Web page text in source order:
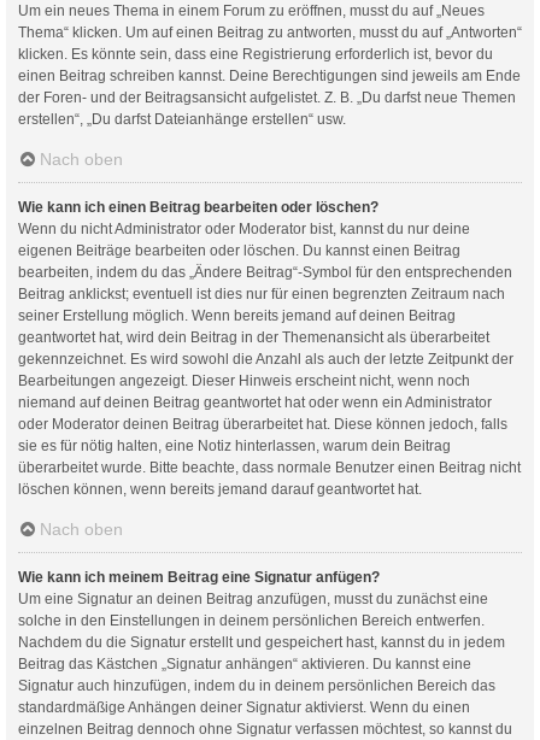
Um ein neues Thema in einem Forum zu eröffnen, musst du auf „Neues
Thema“ klicken. Um auf einen Beitrag zu antworten, musst du auf „Antworten“
klicken. Es könnte sein, dass eine Registrierung erforderlich ist, bevor du
einen Beitrag schreiben kannst. Deine Berechtigungen sind jeweils am Ende
der Foren- und der Beitragsansicht aufgelistet. Z. B. „Du darfst neue Themen
erstellen“, „Du darfst Dateianhänge erstellen“ usw.
Nach oben
Wie kann ich einen Beitrag bearbeiten oder löschen?
Wenn du nicht Administrator oder Moderator bist, kannst du nur deine
eigenen Beiträge bearbeiten oder löschen. Du kannst einen Beitrag
bearbeiten, indem du das „Ändere Beitrag“-Symbol für den entsprechenden
Beitrag anklickst; eventuell ist dies nur für einen begrenzten Zeitraum nach
seiner Erstellung möglich. Wenn bereits jemand auf deinen Beitrag
geantwortet hat, wird dein Beitrag in der Themenansicht als überarbeitet
gekennzeichnet. Es wird sowohl die Anzahl als auch der letzte Zeitpunkt der
Bearbeitungen angezeigt. Dieser Hinweis erscheint nicht, wenn noch
niemand auf deinen Beitrag geantwortet hat oder wenn ein Administrator
oder Moderator deinen Beitrag überarbeitet hat. Diese können jedoch, falls
sie es für nötig halten, eine Notiz hinterlassen, warum dein Beitrag
überarbeitet wurde. Bitte beachte, dass normale Benutzer einen Beitrag nicht
löschen können, wenn bereits jemand darauf geantwortet hat.
Nach oben
Wie kann ich meinem Beitrag eine Signatur anfügen?
Um eine Signatur an deinen Beitrag anzufügen, musst du zunächst eine
solche in den Einstellungen in deinem persönlichen Bereich entwerfen.
Nachdem du die Signatur erstellt und gespeichert hast, kannst du in jedem
Beitrag das Kästchen „Signatur anhängen“ aktivieren. Du kannst eine
Signatur auch hinzufügen, indem du in deinem persönlichen Bereich das
standardmäßige Anhängen deiner Signatur aktivierst. Wenn du einen
einzelnen Beitrag dennoch ohne Signatur verfassen möchtest, so kannst du